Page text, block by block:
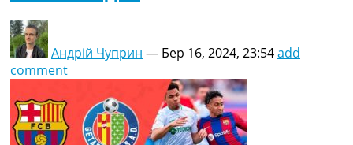
Андрій Чуприн — Бер 16, 2024, 23:54add
comment